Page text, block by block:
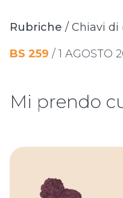
Rubriche / Chiavi di
BS 259 / 1 AGOSTO
Mi prendo